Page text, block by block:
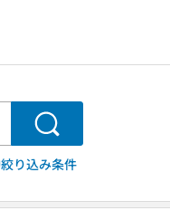
検索
絞り込み条件